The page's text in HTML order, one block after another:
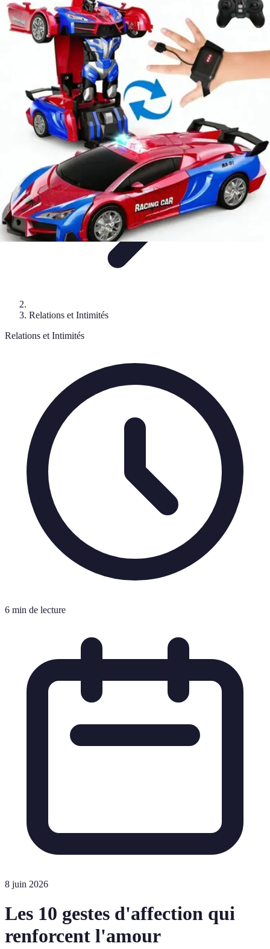
Amour et Cœurs
Relations AmoureusesRelations amoureuses
Symbolique et
RituelsTendancesPsychologie de l'Amour
Amour et Cœurs
Relations et Intimités
Relations et Intimités
6 min de lecture
8 juin 2026
Les 10 gestes d'affection qui
renforcent l'amour